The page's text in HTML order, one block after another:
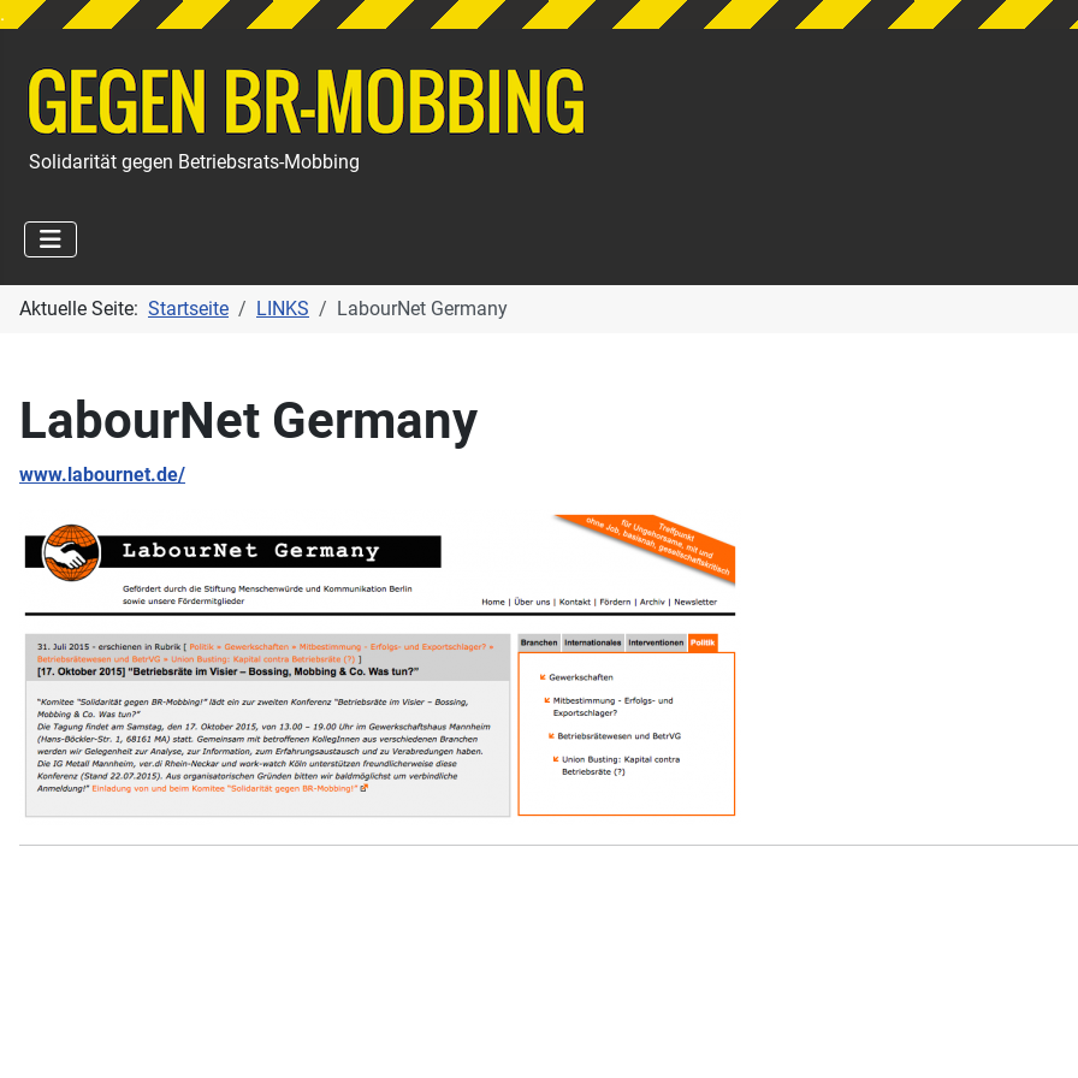
.
Solidarität gegen Betriebsrats-Mobbing
Aktuelle Seite: Startseite LINKS LabourNet Germany
LabourNet Germany
www.labournet.de/